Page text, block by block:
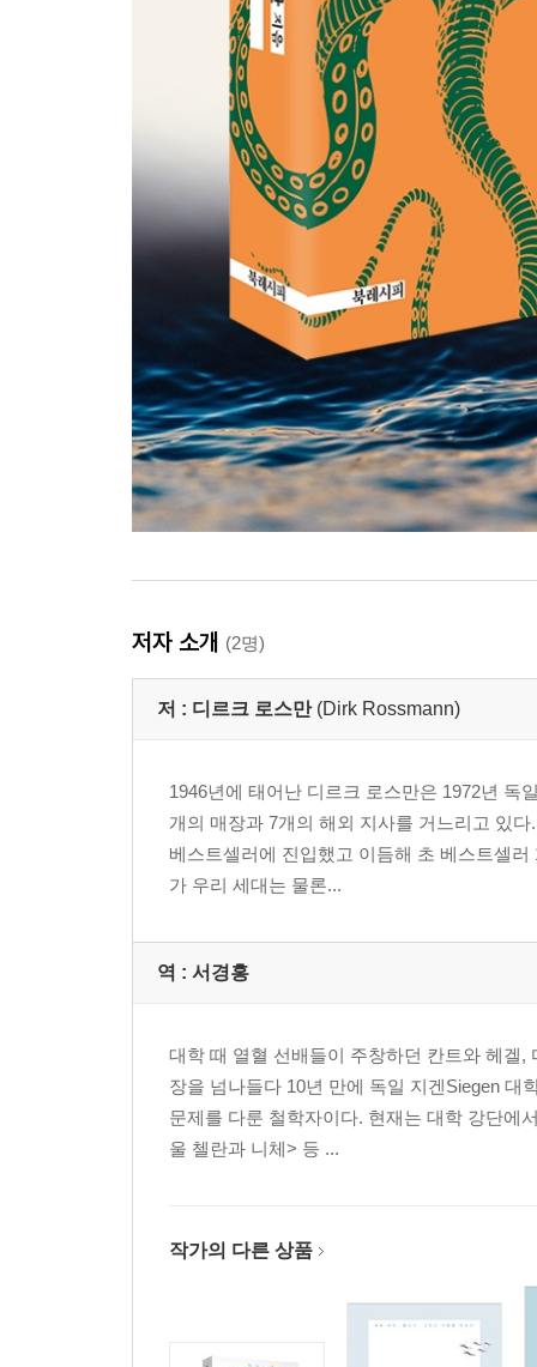
저자 소개 (2명)
저 : 디르크 로스만 (Dirk Rossmann)
1946년에 태어난 디르크 로스만은 1972년 독
개의 매장과 7개의 해외 지사를 거느리고 있
베스트셀러에 진입했고 이듬해 초 베스트셀
가 우리 세대는 물론...
역 : 서경홍
대학 때 열혈 선배들이 주창하던 칸트와 헤겔
장을 넘나들다 10년 만에 독일 지겐Siegen 대
문제를 다룬 철학자이다. 현재는 대학 강단에
울 첼란과 니체> 등 ...
작가의 다른 상품